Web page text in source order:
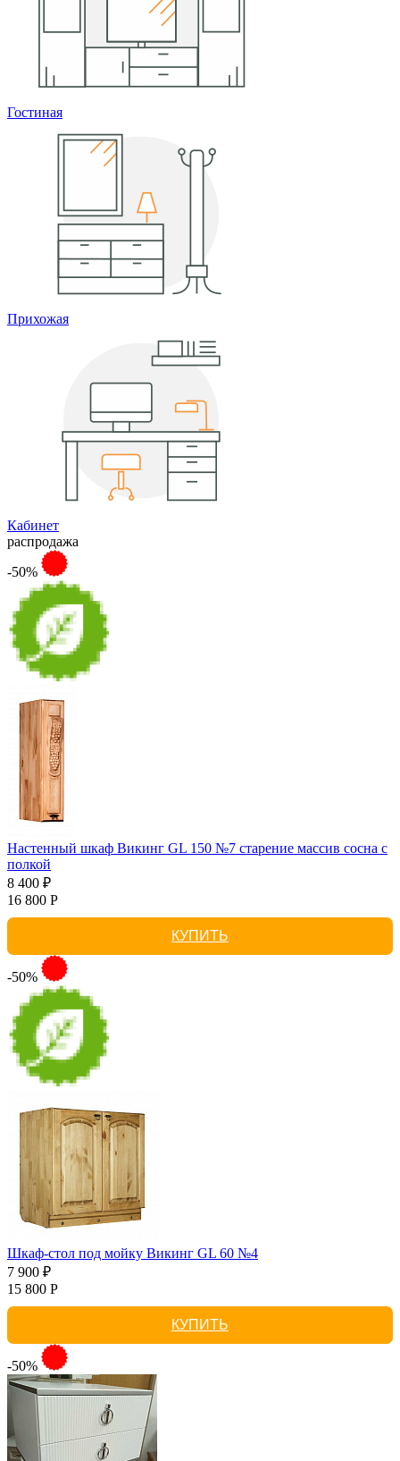
Гостиная
Прихожая
Кабинет
распродажа
-50%
Настенный шкаф Викинг GL 150 №7 старение массив сосна с
полкой
8 400 ₽
16 800 Р
КУПИТЬ
-50%
Шкаф-стол под мойку Викинг GL 60 №4
7 900 ₽
15 800 Р
КУПИТЬ
-50%